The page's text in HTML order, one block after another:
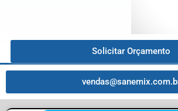
Solicitar Orçamento